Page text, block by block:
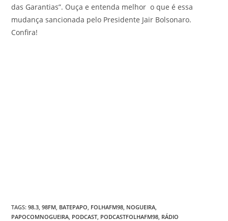
das Garantias”. Ouça e entenda melhor o que é essa
mudança sancionada pelo Presidente Jair Bolsonaro.
Confira!
TAGS:98.3 98FM BATEPAPO FOLHAFM98 NOGUEIRA
PAPOCOMNOGUEIRA PODCAST PODCASTFOLHAFM98 RÁDIO